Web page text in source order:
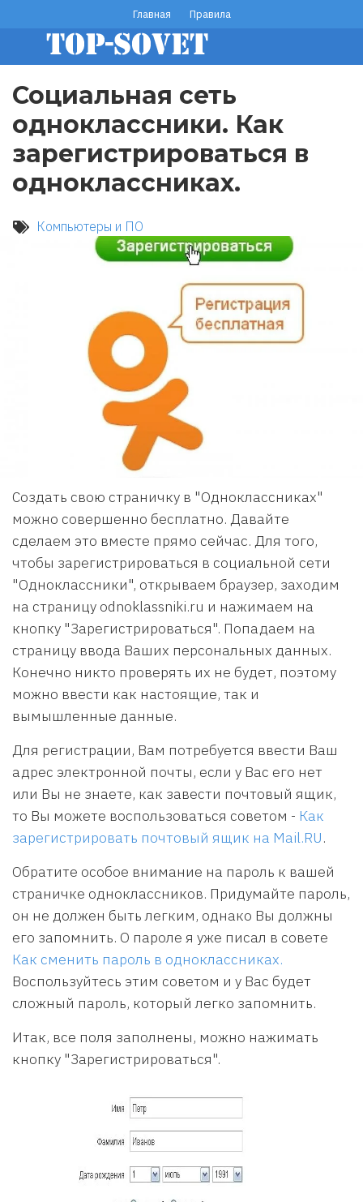
основному
содержанию
footer
menu
Главная Правила
Социальная сеть
одноклассники. Как
зарегистрироваться в
одноклассниках.
Компьютеры и ПО
Создать свою страничку в "Одноклассниках"
можно совершенно бесплатно. Давайте
сделаем это вместе прямо сейчас. Для того,
чтобы зарегистрироваться в социальной сети
"Одноклассники", открываем браузер, заходим
на страницу odnoklassniki.ru и нажимаем на
кнопку "Зарегистрироваться". Попадаем на
страницу ввода Ваших персональных данных.
Конечно никто проверять их не будет, поэтому
можно ввести как настоящие, так и
вымышленные данные.
Для регистрации, Вам потребуется ввести Ваш
адрес электронной почты, если у Вас его нет
или Вы не знаете, как завести почтовый ящик,
то Вы можете воспользоваться советом - Как
зарегистрировать почтовый ящик на Mail.RU.
Обратите особое внимание на пароль к вашей
страничке одноклассников. Придумайте пароль,
он не должен быть легким, однако Вы должны
его запомнить. О пароле я уже писал в совете
Как сменить пароль в одноклассниках.
Воспользуйтесь этим советом и у Вас будет
сложный пароль, который легко запомнить.
Итак, все поля заполнены, можно нажимать
кнопку "Зарегистрироваться".